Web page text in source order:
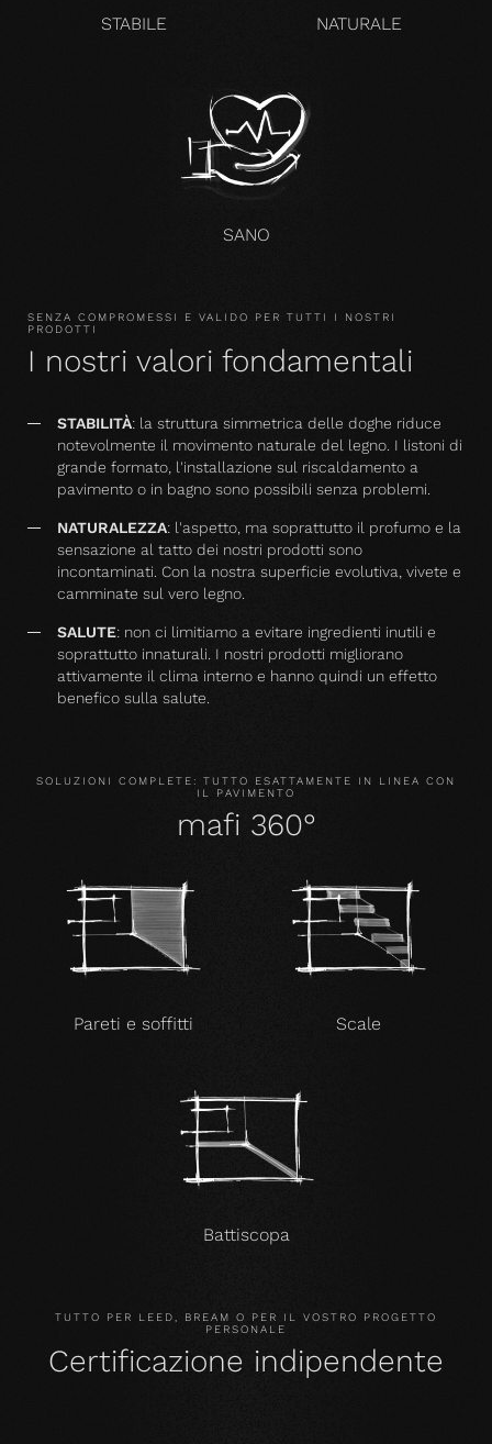
STABILE NATURALE
SANO
SENZA COMPROMESSI E VALIDO PER TUTTI I NOSTRI
PRODOTTI
I nostri valori fondamentali
STABILITÀ: la struttura simmetrica delle doghe riduce
notevolmente il movimento naturale del legno. I listoni di
grande formato, l'installazione sul riscaldamento a
pavimento o in bagno sono possibili senza problemi.
NATURALEZZA: l'aspetto, ma soprattutto il profumo e la
sensazione al tatto dei nostri prodotti sono
incontaminati. Con la nostra superficie evolutiva, vivete e
camminate sul vero legno.
SALUTE: non ci limitiamo a evitare ingredienti inutili e
soprattutto innaturali. I nostri prodotti migliorano
attivamente il clima interno e hanno quindi un effetto
benefico sulla salute.
SOLUZIONI COMPLETE: TUTTO ESATTAMENTE IN LINEA CON
IL PAVIMENTO
mafi 360°
Pareti e soffitti Scale
Battiscopa
TUTTO PER LEED, BREAM O PER IL VOSTRO PROGETTO
PERSONALE
Certificazione indipendente